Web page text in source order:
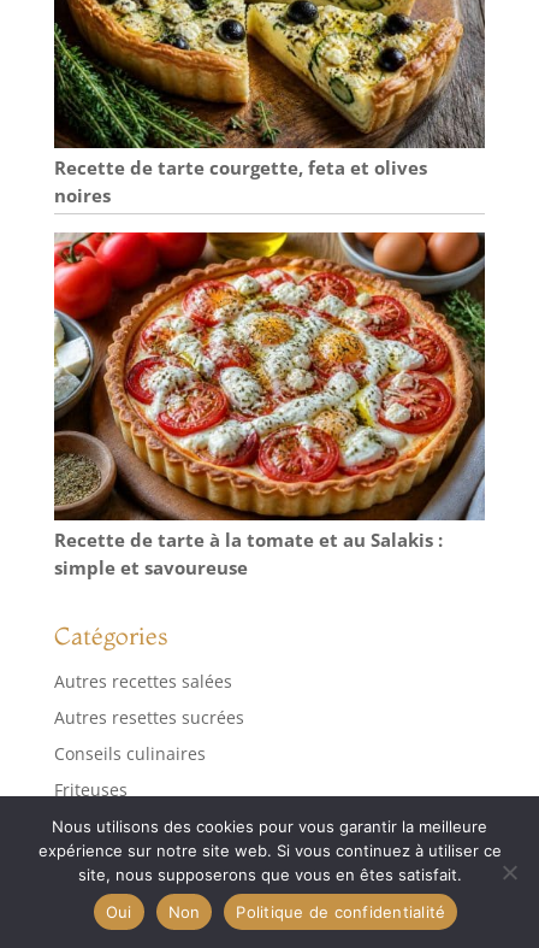
Recette de tarte courgette, feta et olives
noires
Recette de tarte à la tomate et au Salakis :
simple et savoureuse
Catégories
Autres recettes salées
Autres resettes sucrées
Conseils culinaires
Friteuses
Friteuses sans huile
Gaufriers
Gaufriers et friteuses
Spécialités de bières
Nous utilisons des cookies pour vous garantir la meilleure
expérience sur notre site web. Si vous continuez à utiliser ce
site, nous supposerons que vous en êtes satisfait.
Oui
Non Politique de confidentialité